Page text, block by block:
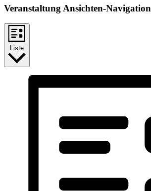
Veranstaltung Ansichten-Navigation
Liste